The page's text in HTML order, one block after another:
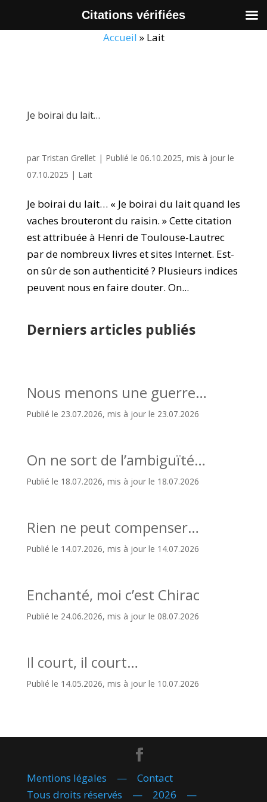
Accueil » Lait
Je boirai du lait…
par Tristan Grellet| Publié le 06.10.2025, mis à jour le
07.10.2025 | Lait
Je boirai du lait… « Je boirai du lait quand les
vaches brouteront du raisin. » Cette citation
est attribuée à Henri de Toulouse-Lautrec
par de nombreux livres et sites Internet. Est-
on sûr de son authenticité ? Plusieurs indices
peuvent nous en faire douter. On...
Derniers articles publiés
Nous menons une guerre…
Publié le 23.07.2026, mis à jour le 23.07.2026
On ne sort de l’ambiguïté…
Publié le 18.07.2026, mis à jour le 18.07.2026
Rien ne peut compenser…
Publié le 14.07.2026, mis à jour le 14.07.2026
Enchanté, moi c’est Chirac
Publié le 24.06.2026, mis à jour le 08.07.2026
Il court, il court…
Publié le 14.05.2026, mis à jour le 10.07.2026
Mentions légales — Contact
Tous droits réservés — 2026 —
Citations vérifiées